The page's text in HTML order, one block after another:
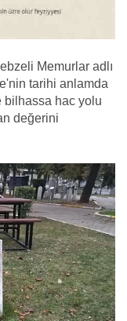
Memurlar adlı
tarihi anlamda
bilhassa hac yolu
değerini